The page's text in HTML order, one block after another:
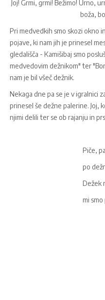
Joj! Grmi, grmi! Bežimo! Urno,
boža,
Pri medvedkih smo skozi okno
pojave, ki nam jih je prinesel
gledališča - Kamišibaj smo
medvedovim dežnikom" ter
nam je bil všeč dežnik.
Nekaga dne pa se je v igralnici
prinesel še dežne palerine. Joj,
njimi delili ter se ob rajanju in
Piče,
po
Dežek
mi